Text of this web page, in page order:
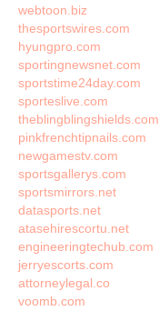
webtoon.biz
thesportswires.com
hyungpro.com
sportingnewsnet.com
sportstime24day.com
sporteslive.com
theblingblingshields.com
pinkfrenchtipnails.com
newgamestv.com
sportsgallerys.com
sportsmirrors.net
datasports.net
atasehirescortu.net
engineeringtechub.com
jerryescorts.com
attorneylegal.co
voomb.com